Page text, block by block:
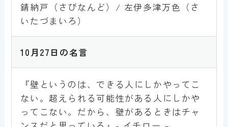
錆納戸（さびなんど）/ 左伊多津万色（さ
いたづまいろ）
10月27 日 の名言
『壁というのは、できる人にしかやってこ
ない。超えられる可能性がある人にしかや
ってこない。だから、壁があるときはチャ